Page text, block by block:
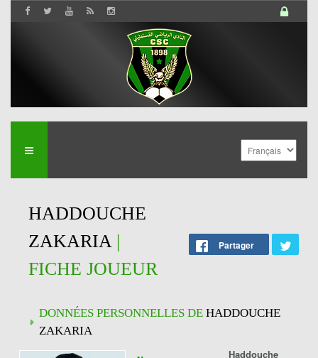
HADDOUCHE
ZAKARIA|
FICHE JOUEUR
Partager
DONNÉES PERSONNELLES DE HADDOUCHE
ZAKARIA
Haddouche